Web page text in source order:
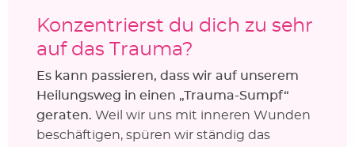
Konzentrierst du dich zu sehr
auf das Trauma?
Es kann passieren, dass wir auf unserem
Heilungsweg in einen „Trauma-Sumpf“
geraten. Weil wir uns mit inneren Wunden
beschäftigen, spüren wir ständig das